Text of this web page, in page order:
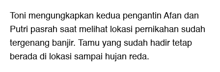
Toni mengungkapkan kedua pengantin Afan dan
Putri pasrah saat melihat lokasi pernikahan sudah
tergenang banjir. Tamu yang sudah hadir tetap
berada di lokasi sampai hujan reda.